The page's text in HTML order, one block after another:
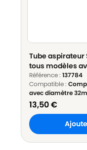
Tube aspirateur
tous modèles
en Acier
50cm
Référence : 137784
Compatible :
avec diamètre
13,50€